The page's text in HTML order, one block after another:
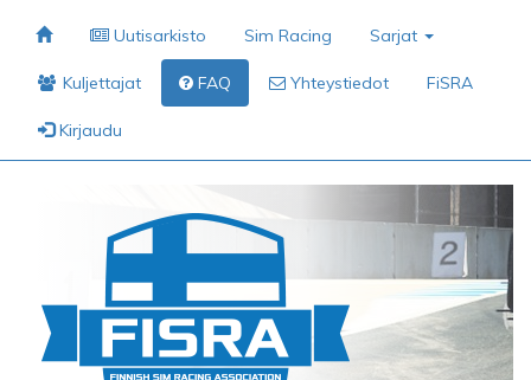
Uutisarkisto Sim Racing Sarjat
Kuljettajat FAQ Yhteystiedot FiSRA
Kirjaudu